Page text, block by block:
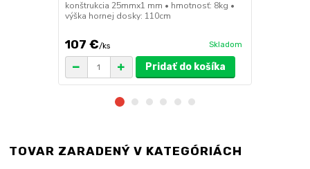
konštrukcia 25mmx1 mm • hmotnosť: 8kg •
výška hornej dosky: 110cm
107 €/ks Skladom
Pridať do košíka
TOVAR ZARADENÝ V KATEGÓRIÁCH